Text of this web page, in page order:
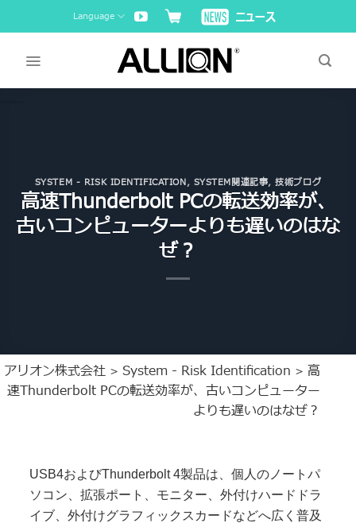
to
Language
SYSTEM - RISK IDENTIFICATION, SYSTEM関連記事,技術ブログ
高速Thunderbolt PCの転送効率が、
古いコンピューターよりも遅いのはな
ぜ？
アリオン株式会社 > System - Risk Identification > 高
速Thunderbolt PCの転送効率が、古いコンピューター
よりも遅いのはなぜ？
USB4およびThunderbolt 4製品は、個人のノートパ
ソコン、拡張ポート、モニター、外付けハードドラ
イブ、外付けグラフィックスカードなどへ広く普及